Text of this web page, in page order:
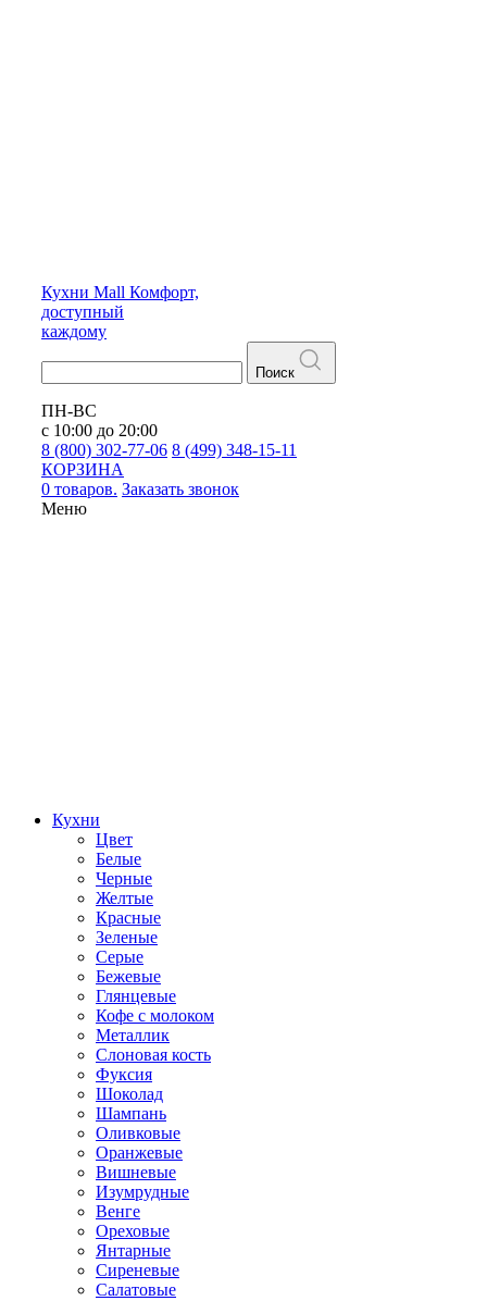
Кухни Mall Комфорт,
доступный
каждому
Поиск
ПН-ВС
с 10:00 до 20:00
8 (800) 302-77-06 8 (499) 348-15-11
КОРЗИНА
0 товаров. Заказать звонок
Меню
Кухни
Цвет
Белые
Черные
Желтые
Красные
Зеленые
Серые
Бежевые
Глянцевые
Кофе с молоком
Металлик
Слоновая кость
Фуксия
Шоколад
Шампань
Оливковые
Оранжевые
Вишневые
Изумрудные
Венге
Ореховые
Янтарные
Сиреневые
Салатовые